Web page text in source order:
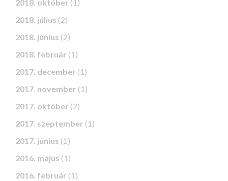
2018. október (1)
2018. július (2)
2018. június (2)
2018. február (1)
2017. december (1)
2017. november (1)
2017. október (2)
2017. szeptember (1)
2017. június (1)
2016. május (1)
2016. február (1)